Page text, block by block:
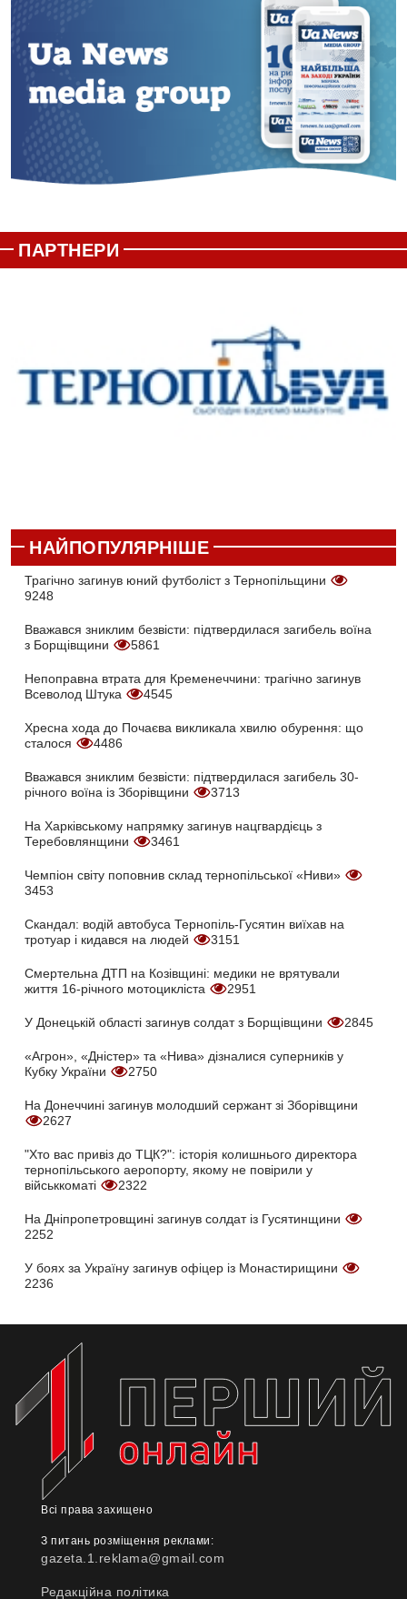
ПАРТНЕРИ
НАЙПОПУЛЯРНІШЕ
Трагічно загинув юний футболіст з Тернопільщини
9248
Вважався зниклим безвісти: підтвердилася загибель воїна
з Борщівщини
5861
Непоправна втрата для Кременеччини: трагічно загинув
Всеволод Штука
4545
Хресна хода до Почаєва викликала хвилю обурення: що
сталося
4486
Вважався зниклим безвісти: підтвердилася загибель 30-
річного воїна із Зборівщини
3713
На Харківському напрямку загинув нацгвардієць з
Теребовлянщини
3461
Чемпіон світу поповнив склад тернопільської «Ниви»
3453
Скандал: водій автобуса Тернопіль-Гусятин виїхав на
тротуар і кидався на людей
3151
Смертельна ДТП на Козівщині: медики не врятували
життя 16-річного мотоцикліста
2951
У Донецькій області загинув солдат з Борщівщини 2845
«Агрон», «Дністер» та «Нива» дізналися суперників у
Кубку України
2750
На Донеччині загинув молодший сержант зі Зборівщини
2627
"Хто вас привіз до ТЦК?": історія колишнього директора
тернопільського аеропорту, якому не повірили у
військкоматі
2322
На Дніпропетровщині загинув солдат із Гусятинщини
2252
У боях за Україну загинув офіцер із Монастирищини
2236
Всі права захищено
З питань розміщення реклами:
gazeta.1.reklama@gmail.com
Редакційна політика